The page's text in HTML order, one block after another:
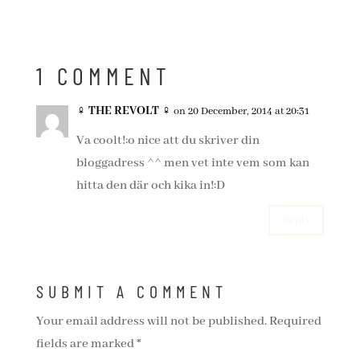
1 COMMENT
♀ THE REVOLT ♀ on 20 December, 2014 at 20:31
Va coolt!:o nice att du skriver din
bloggadress ^^ men vet inte vem som kan
hitta den där och kika in!:D
SUBMIT A COMMENT
Your email address will not be published.Required
fields are marked*